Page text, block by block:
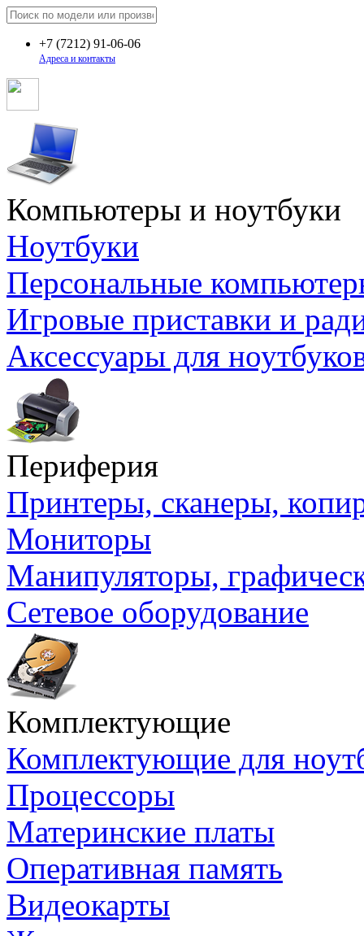
+7 (7212) 91-06-06
Адреса и контакты
Компьютеры и ноутбуки
Ноутбуки
Персональные
Игровые приставки и
Аксессуары для
Периферия
Принтеры, сканеры,
Мониторы
Манипуляторы,
Сетевое оборудование
Комплектующие
Комплектующие для
Процессоры
Материнские платы
Оперативная память
Видеокарты